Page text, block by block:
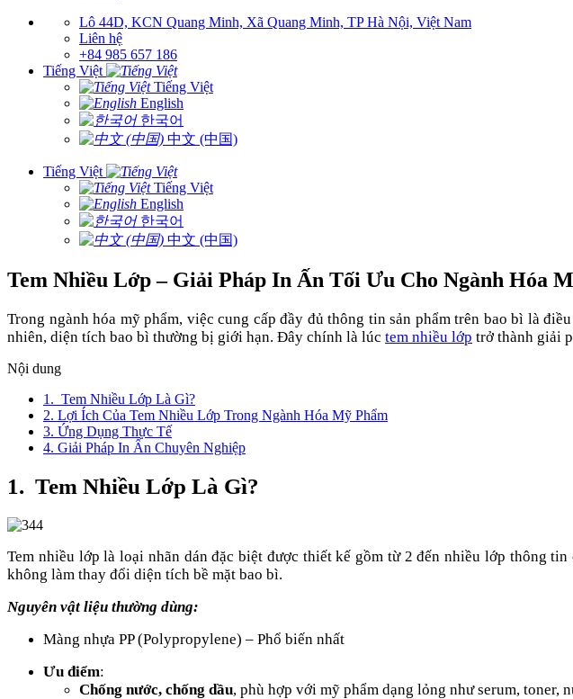
Lô 44D, KCN Quang Minh, Xã Quang Minh, TP Hà Nội, Việt Nam
Liên hệ
+84 985 657 186
Tiếng Việt
Tiếng Việt
English
한국어
中文 (中国)
Tiếng Việt
Tiếng Việt
English
한국어
中文 (中国)
Tem Nhiều Lớp – Giải Pháp In Ấn Tối Ưu Cho Ngành Hóa
Trong ngành hóa mỹ phẩm, việc cung cấp đầy đủ thông tin sản phẩm trên bao bì là
nhiên, diện tích bao bì thường bị giới hạn. Đây chính là lúc tem nhiều lớp trở thành giải
Nội dung
1. Tem Nhiều Lớp Là Gì?
2. Lợi Ích Của Tem Nhiều Lớp Trong Ngành Hóa Mỹ Phẩm
3. Ứng Dụng Thực Tế
4. Giải Pháp In Ấn Chuyên Nghiệp
1. Tem Nhiều Lớp Là Gì?
Tem nhiều lớp là loại nhãn dán đặc biệt được thiết kế gồm từ 2 đến nhiều lớp thông
không làm thay đổi diện tích bề mặt bao bì.
Nguyên vật liệu thường dùng:
Màng nhựa PP (Polypropylene) – Phổ biến nhất
Ưu điểm:
Chống nước, chống dầu, phù hợp với mỹ phẩm dạng lỏng như serum, toner,